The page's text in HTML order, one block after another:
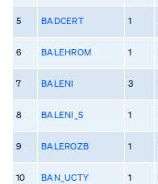
5 BADCERT 1
6 BALEHROM 1
7 BALENI 3
8 BALENI_S 1
9 BALEROZB 1
10 BAN_UCTY 1